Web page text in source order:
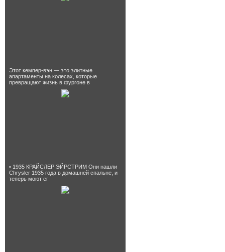
Этот кемпер-вэн — это элитные
апартаменты на колесах, которые
превращают жизнь в фургоне в
• 1935 КРАЙСЛЕР ЭЙРСТРИМ Они нашли
Chrysler 1935 года в домашней спальне, и
теперь моют ег